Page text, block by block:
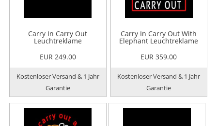
Carry In Carry Out
Leuchtreklame
EUR 249.00
Kostenloser Versand & 1 Jahr
Garantie
Carry In Carry Out With
Elephant Leuchtreklame
EUR 359.00
Kostenloser Versand & 1 Jahr
Garantie